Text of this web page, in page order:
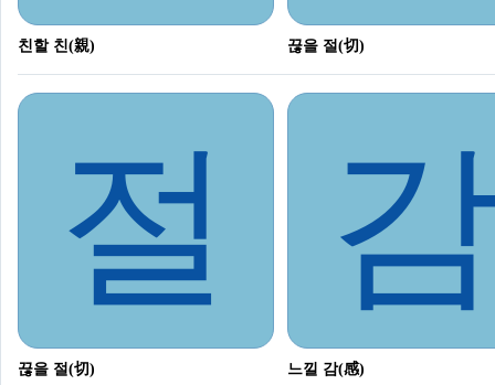
친할 친(親) 끊을 절(切)
절
끊을 절(切) 느낄 감(感)